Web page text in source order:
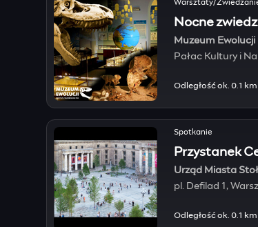
Warsztaty/
Nocne
Muzeum
Pałac Kultury i
Odległość ok. 0.1 km
Spotkanie
Przystanek
Urząd Miasta
pl. Defilad 1,
Odległość ok. 0.1 km